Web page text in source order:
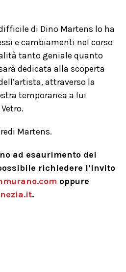
di Dino Martens lo ha
e cambiamenti nel corso
tanto geniale quanto
dedicata alla scoperta
attraverso la
temporanea a lui
Martens.
ad esaurimento dei
richiedere l’invito
oppure
.